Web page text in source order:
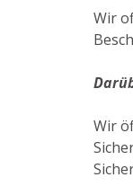
Wir
Wir